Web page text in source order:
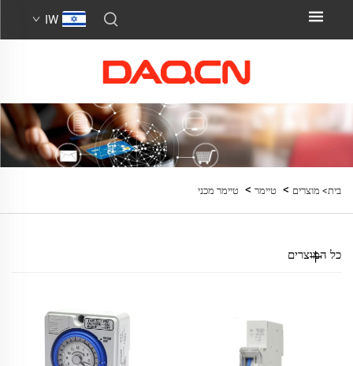
IW
בית> מוצרים > טיימר > טיימר מכני
כל המוצרים